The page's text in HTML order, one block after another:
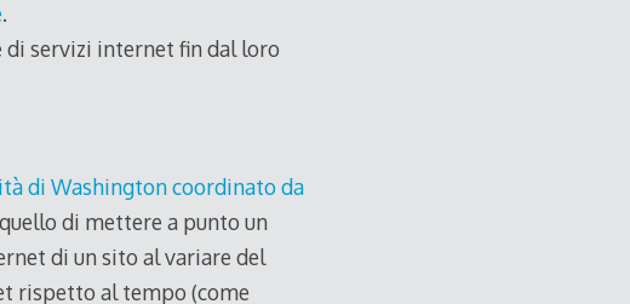
.
di servizi internet fin dal loro
di Washington coordinato da
di mettere a punto un
di un sito al variare del
rispetto al tempo (come